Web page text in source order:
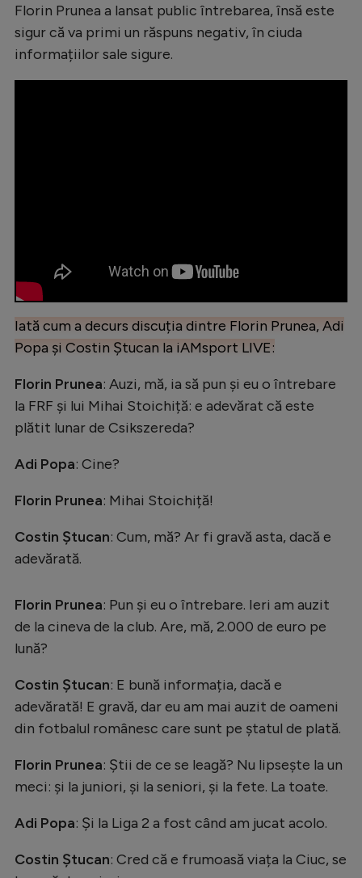
Florin Prunea a lansat public întrebarea, însă este
sigur că va primi un răspuns negativ, în ciuda
informațiilor sale sigure.
Iată cum a decurs discuția dintre Florin Prunea, Adi
Popa și Costin Ștucan la iAMsport LIVE:
Florin Prunea: Auzi, mă, ia să pun și eu o întrebare
la FRF și lui Mihai Stoichiță: e adevărat că este
plătit lunar de Csikszereda?
Adi Popa: Cine?
Florin Prunea: Mihai Stoichiță!
Costin Ștucan: Cum, mă? Ar fi gravă asta, dacă e
adevărată.
Florin Prunea: Pun și eu o întrebare. Ieri am auzit
de la cineva de la club. Are, mă, 2.000 de euro pe
lună?
Costin Ștucan: E bună informația, dacă e
adevărată! E gravă, dar eu am mai auzit de oameni
din fotbalul românesc care sunt pe ștatul de plată.
Florin Prunea: Știi de ce se leagă? Nu lipsește la un
meci: și la juniori, și la seniori, și la fete. La toate.
Adi Popa: Și la Liga 2 a fost când am jucat acolo.
Costin Ștucan: Cred că e frumoasă viața la Ciuc, se